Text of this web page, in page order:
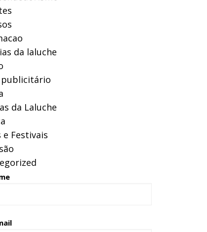
da laluche
publicitário
da Laluche
e Festivais